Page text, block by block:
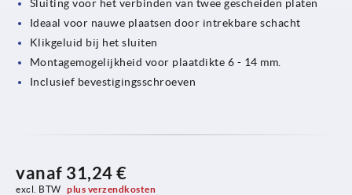
Sluiting voor het verbinden van twee gescheiden platen
Ideaal voor nauwe plaatsen door intrekbare schacht
Klikgeluid bij het sluiten
Montagemogelijkheid voor plaatdikte 6 - 14 mm.
Inclusief bevestigingsschroeven
vanaf 31,24 €
excl. BTW plus verzendkosten